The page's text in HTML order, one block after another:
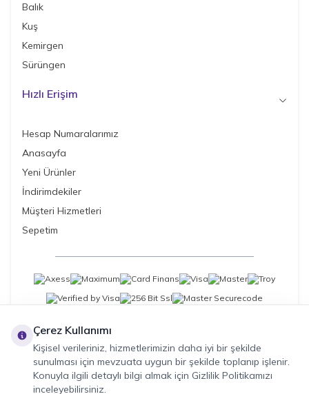
Balık
Kuş
Kemirgen
Sürüngen
Hızlı Erişim
Hesap Numaralarımız
Anasayfa
Yeni Ürünler
İndirimdekiler
Müşteri Hizmetleri
Sepetim
Çerez Kullanımı
Kişisel verileriniz, hizmetlerimizin daha iyi bir şekilde
sunulması için mevzuata uygun bir şekilde toplanıp işlenir.
Konuyla ilgili detaylı bilgi almak için Gizlilik Politikamızı
inceleyebilirsiniz.